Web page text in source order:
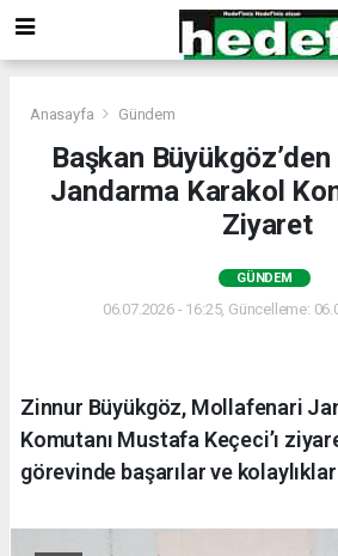
Anasayfa Gündem
Başkan
Jandarma Karakol
Ziyaret
GÜNDEM
06.07.2026 - 16:25, Güncelleme:
Zinnur Büyükgöz, Mollafenari
Komutanı Mustafa Keçeci’ı
görevinde başarılar ve